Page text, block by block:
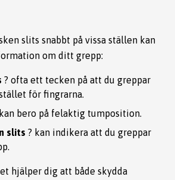
slits snabbt på vissa ställen kan
om ditt grepp:
? ofta ett tecken på att du greppar
för fingrarna.
bero på felaktig tumposition.
slits ? kan indikera att du greppar
hjälper dig att både skydda